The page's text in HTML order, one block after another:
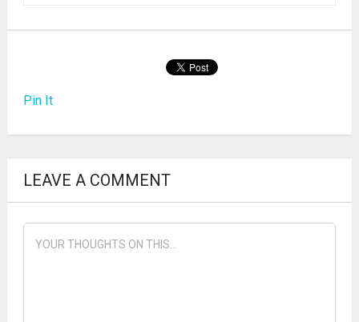
Pin It
LEAVE A COMMENT